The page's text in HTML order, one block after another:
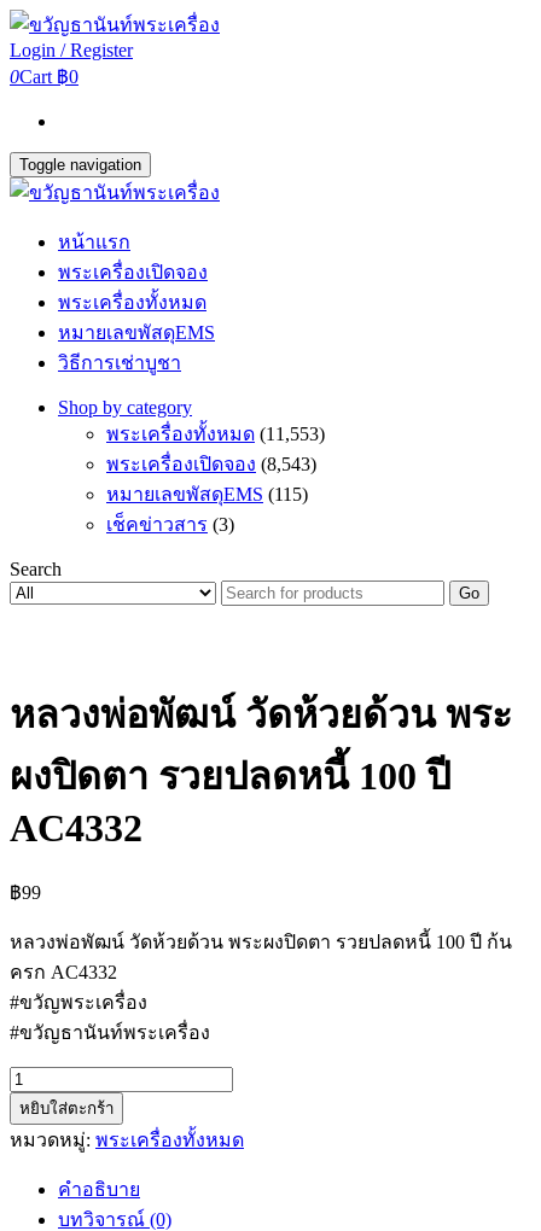
Login / Register
0Cart ฿0
Toggle navigation
หน้าแรก
พระเครื่องเปิดจอง
พระเครื่องทั้งหมด
หมายเลขพัสดุEMS
วิธีการเช่าบูชา
Shop by category
พระเครื่องทั้งหมด (11,553)
พระเครื่องเปิดจอง (8,543)
หมายเลขพัสดุEMS (115)
เช็คข่าวสาร (3)
Search
Go
หลวงพ่อพัฒน์ วัดห้วยด้วน พระ
ผงปิดตา รวยปลดหนี้ 100 ปี
AC4332
฿99
หลวงพ่อพัฒน์ วัดห้วยด้วน พระผงปิดตา รวยปลดหนี้ 100 ปี ก้น
ครก AC4332
#ขวัญพระเครื่อง
#ขวัญธานันท์พระเครื่อง
จำนวน
หลวง
พ่อ
หยิบใส่ตะกร้า
หมวดหมู่: พระเครื่องทั้งหมด
คำอธิบาย
บทวิจารณ์ (0)